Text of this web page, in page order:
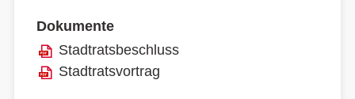
Dokumente
Stadtratsbeschluss
Stadtratsvortrag